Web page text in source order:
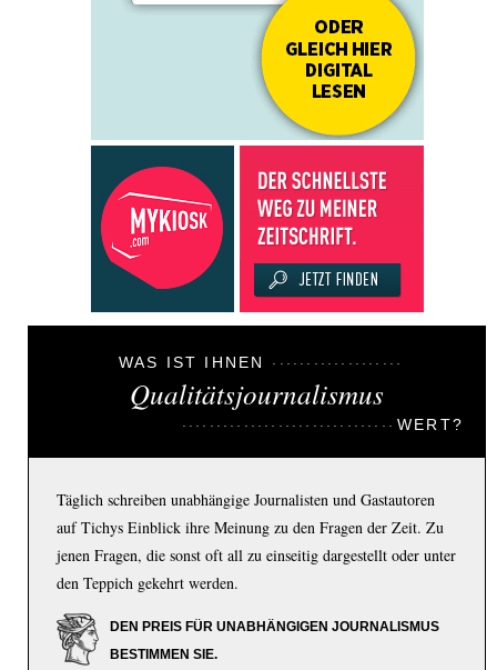
WAS IST IHNEN
Qualitätsjournalismus
WERT?
Täglich schreiben unabhängige Journalisten und Gastautoren
auf Tichys Einblick ihre Meinung zu den Fragen der Zeit. Zu
jenen Fragen, die sonst oft all zu einseitig dargestellt oder unter
den Teppich gekehrt werden.
DEN PREIS FÜR UNABHÄNGIGEN JOURNALISMUS
BESTIMMEN SIE.